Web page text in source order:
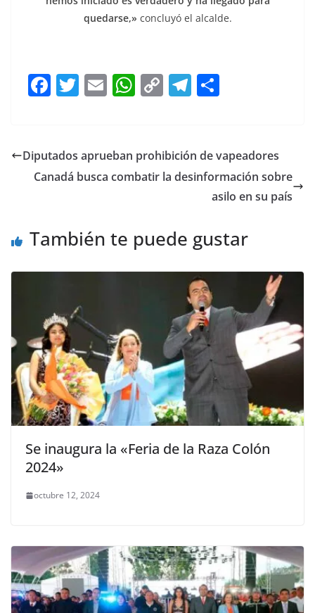
quedarse,» concluyó el alcalde.
F
e
b
k
T
er
E
l
W
s
A
C
y
Li
T
gr
a
m
e
Diputados aprueban prohibición de vapeadores
Canadá busca combatir la desinformación sobre
asilo en su país
También te puede gustar
Se inaugura la «Feria de la Raza Colón
2024»
octubre 12, 2024